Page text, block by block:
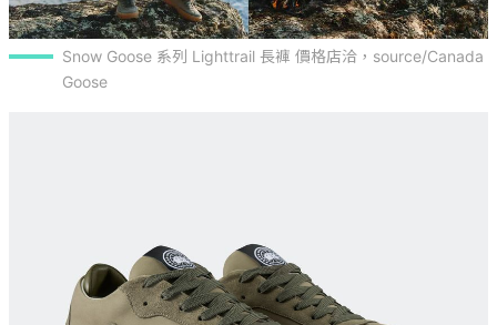
Snow Goose 系列 Lighttrail 長褲 價格店洽，source/Canada
Goose